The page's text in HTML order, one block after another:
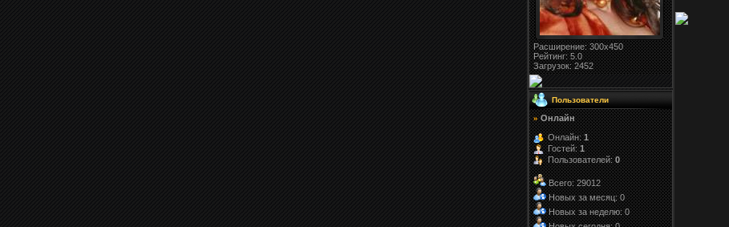
Расширение: 300x450
Рейтинг:5.0
Загрузок: 2452
Пользователи
» Онлайн
Онлайн:1
Гостей:1
Пользователей:0
Всего: 29012
Новых за месяц: 0
Новых за неделю: 0